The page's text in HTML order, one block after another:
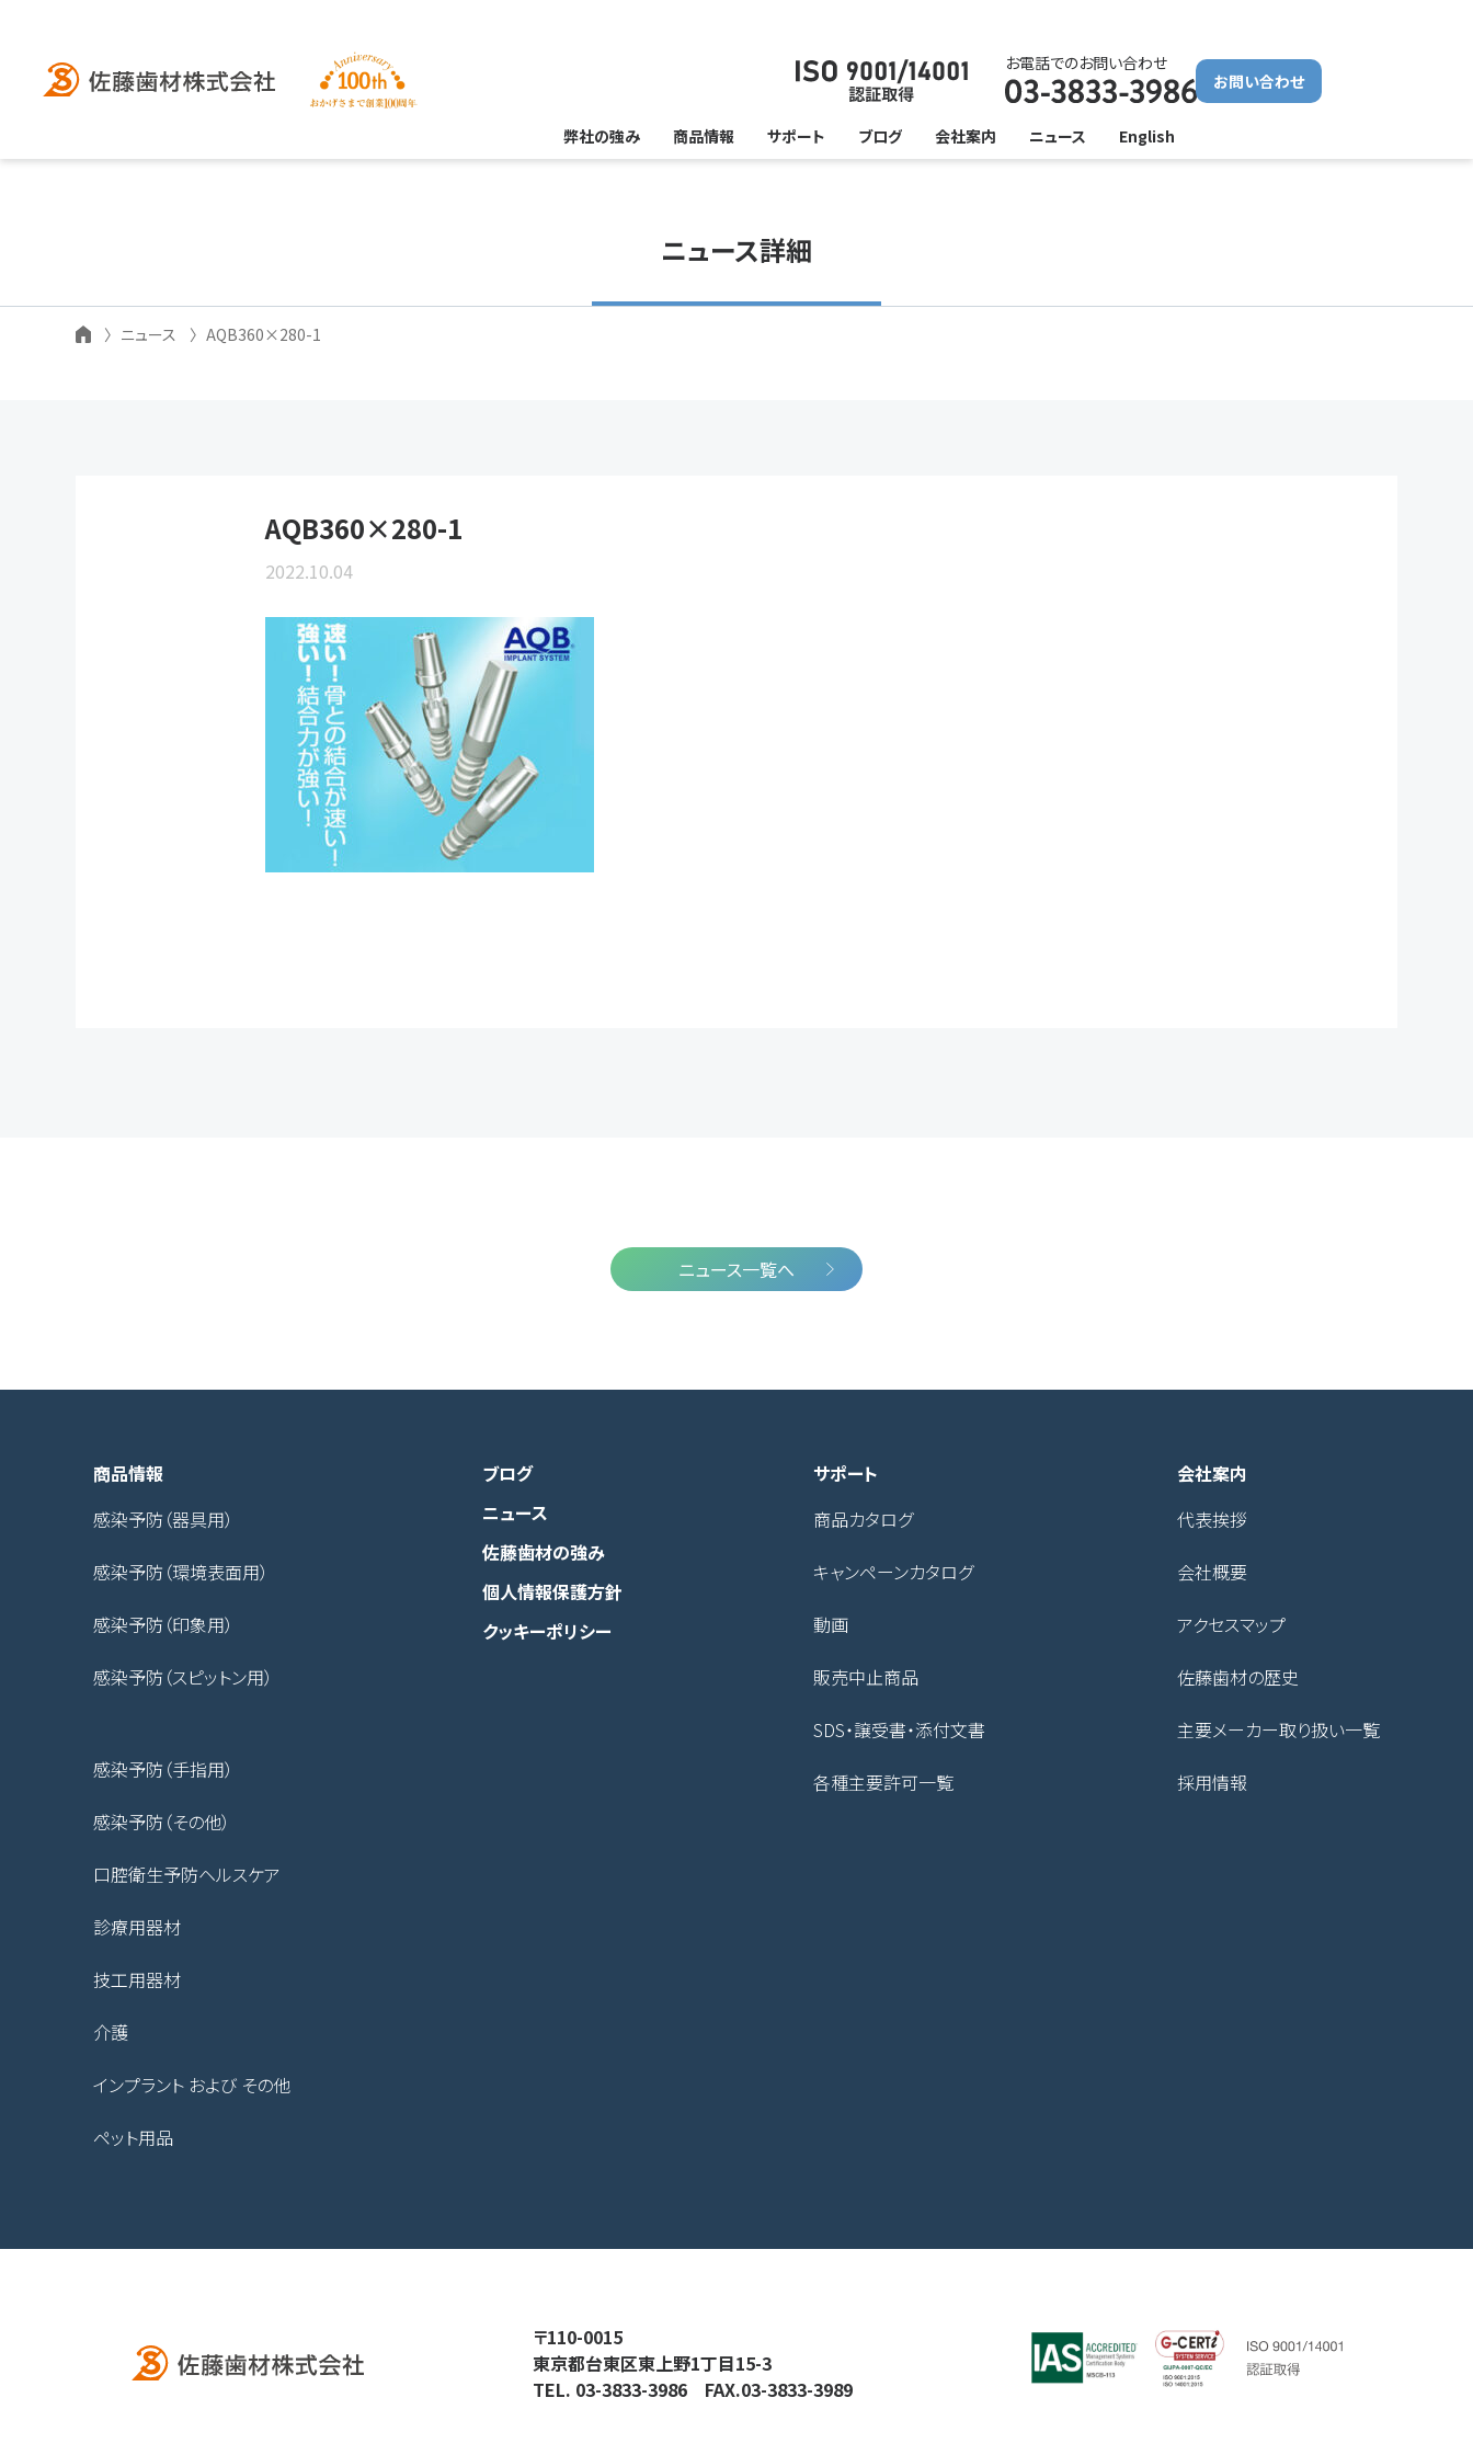
お問い合わせ
お電話でのお問い合わせ
弊社の強み 商品情報 サポート ブログ 会社案内 ニュース English
ニュース詳細
ニュース AQB360×280-1
AQB360×280-1
2022.10.04
ニュース一覧へ
商品情報
感染予防（器具用）
感染予防（環境表面用）
感染予防（印象用）
感染予防（スピットン用）
感染予防（手指用）
感染予防（その他）
口腔衛生予防ヘルスケア
診療用器材
技工用器材
介護
インプラント および その他
ペット用品
ブログ
ニュース
佐藤歯材の強み
個人情報保護方針
クッキーポリシー
サポート
商品カタログ
キャンペーンカタログ
動画
販売中止商品
SDS・譲受書・添付文書
各種主要許可一覧
会社案内
代表挨拶
会社概要
アクセスマップ
佐藤歯材の歴史
主要メーカー取り扱い一覧
採用情報
〒110-0015
東京都台東区東上野1丁目15-3
TEL. 03-3833-3986FAX.03-3833-3989